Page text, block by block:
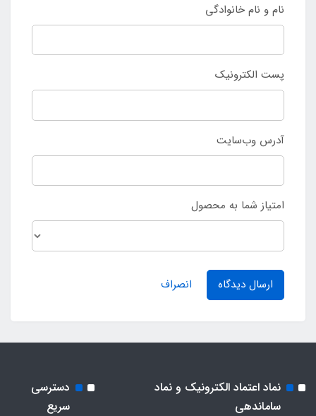
نام و نام خانوادگی
پست الکترونیک
آدرس وب‌سایت
امتیاز شما به محصول
ارسال دیدگاه انصراف
نماد اعتماد الکترونیک و نماد
ساماندهی
دسترسی
سریع